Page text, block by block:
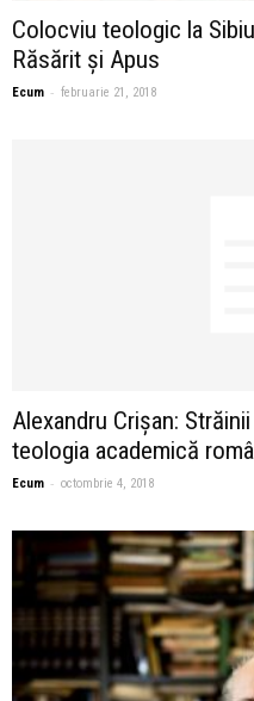
Colocviu teologic la
Răsărit și Apus
Ecum - februarie 21, 2018
Alexandru Crișan:
teologia academică
Ecum - octombrie 4, 2018